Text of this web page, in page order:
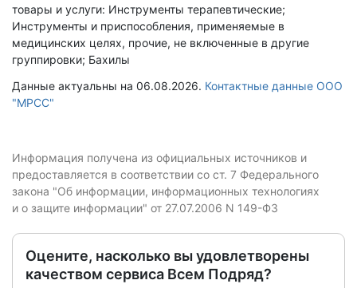
товары и услуги: Инструменты терапевтические;
Инструменты и приспособления, применяемые в
медицинских целях, прочие, не включенные в другие
группировки; Бахилы
Данные актуальны на 06.08.2026. Контактные данные ООО
"МРСС"
Информация получена из официальных источников и
предоставляется в соответствии со ст. 7 Федерального
закона "Об информации, информационных технологиях
и о защите информации" от 27.07.2006 N 149-ФЗ
Оцените, насколько вы удовлетворены
качеством сервиса Всем Подряд?